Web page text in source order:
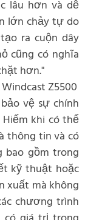
lâu hơn và dễ
lớn chảy tự do
ra cuộn dây
cũng có nghĩa
hơn."
Z5500
vệ sự chính
khi có thể
thông tin và có
bao gồm trong
kỹ thuật hoặc
xuất mà không
chương trình